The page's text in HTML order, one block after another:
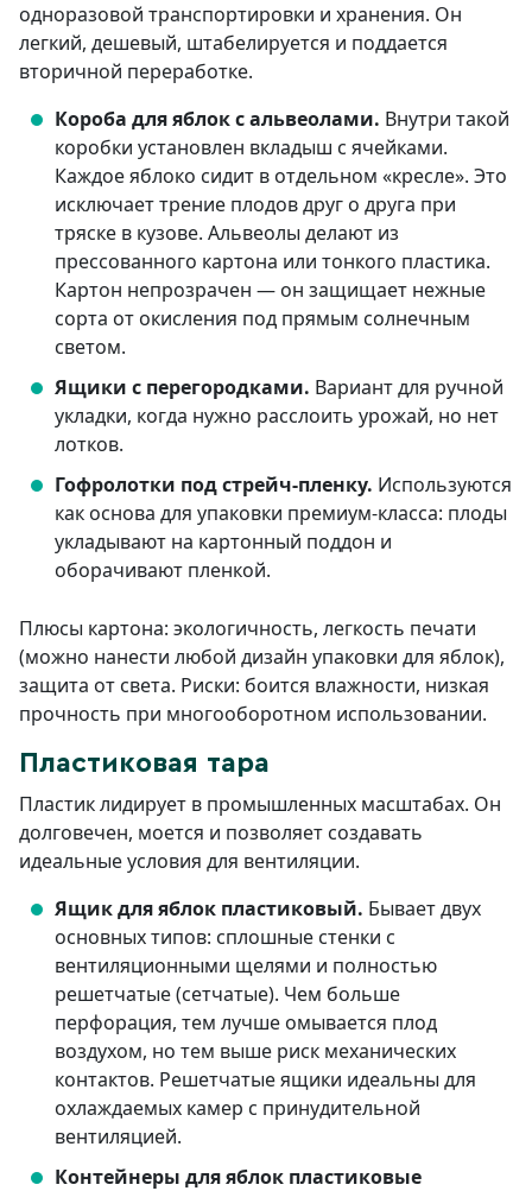
одноразовой транспортировки и хранения. Он
легкий, дешевый, штабелируется и поддается
вторичной переработке.
Короба для яблок с альвеолами. Внутри такой
коробки установлен вкладыш с ячейками.
Каждое яблоко сидит в отдельном «кресле». Это
исключает трение плодов друг о друга при
тряске в кузове. Альвеолы делают из
прессованного картона или тонкого пластика.
Картон непрозрачен — он защищает нежные
сорта от окисления под прямым солнечным
светом.
Ящики с перегородками. Вариант для ручной
укладки, когда нужно расслоить урожай, но нет
лотков.
Гофролотки под стрейч-пленку. Используются
как основа для упаковки премиум-класса: плоды
укладывают на картонный поддон и
оборачивают пленкой.
Плюсы картона: экологичность, легкость печати
(можно нанести любой дизайн упаковки для яблок),
защита от света. Риски: боится влажности, низкая
прочность при многооборотном использовании.
Пластиковая тара
Пластик лидирует в промышленных масштабах. Он
долговечен, моется и позволяет создавать
идеальные условия для вентиляции.
Ящик для яблок пластиковый. Бывает двух
основных типов: сплошные стенки с
вентиляционными щелями и полностью
решетчатые (сетчатые). Чем больше
перфорация, тем лучше омывается плод
воздухом, но тем выше риск механических
контактов. Решетчатые ящики идеальны для
охлаждаемых камер с принудительной
вентиляцией.
Контейнеры для яблок пластиковые